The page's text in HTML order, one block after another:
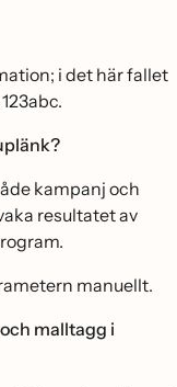
i det här fallet
kampanj och
resultatet av
manuellt.
malltagg i